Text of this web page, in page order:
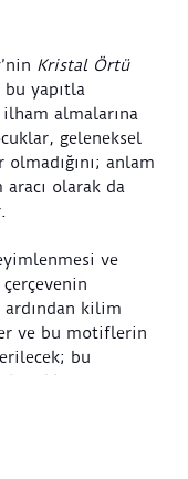
Kristal Örtü
bu yapıtla
almalarına
geleneksel
anlam
olarak da
ve
ardından kilim
ve bu motiflerin
bu
arası